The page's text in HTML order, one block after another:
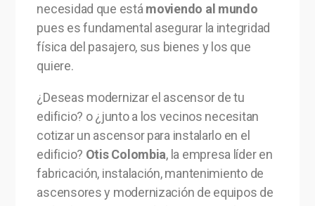
necesidad que está moviendo al mundo
pues es fundamental asegurar la integridad
física del pasajero, sus bienes y los que
quiere.
¿Deseas modernizar el ascensor de tu
edificio? o ¿junto a los vecinos necesitan
cotizar un ascensor para instalarlo en el
edificio? Otis Colombia, la empresa líder en
fabricación, instalación, mantenimiento de
ascensores y modernización de equipos de